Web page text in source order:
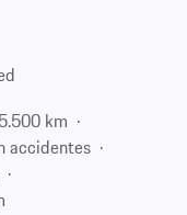
km
accidentes